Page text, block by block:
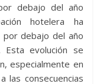
debajo del año
hotelera ha
por debajo del año
evolución se
especialmente en
las consecuencias